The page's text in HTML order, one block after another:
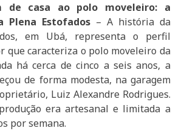
de casa ao polo moveleiro: a
Plena Estofados – A história da
em Ubá, representa o perfil
que caracteriza o polo moveleiro da
há cerca de cinco a seis anos, a
de forma modesta, na garagem
Luiz Alexandre Rodrigues.
era artesanal e limitada a
por semana.